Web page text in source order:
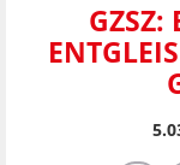
GZSZ: